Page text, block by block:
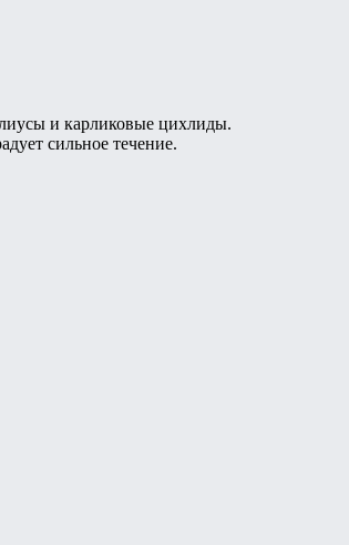
и карликовые цихлиды.
сильное течение.